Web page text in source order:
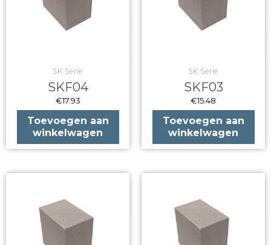
SK Serie
SKF04
€17.93
Toevoegen aan
winkelwagen
SK Serie
SKF03
€15.48
Toevoegen aan
winkelwagen